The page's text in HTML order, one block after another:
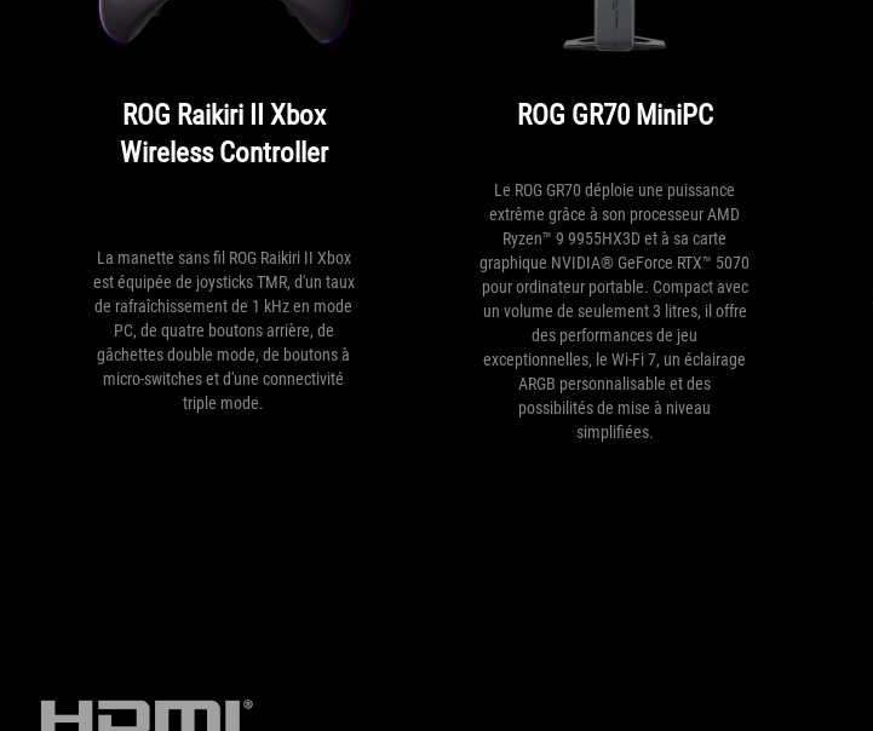
ROG Raikiri II Xbox
Wireless Controller
La manette sans fil ROG Raikiri II Xbox
est équipée de joysticks TMR, d'un taux
de rafraîchissement de 1 kHz en mode
PC, de quatre boutons arrière, de
gâchettes double mode, de boutons à
micro-switches et d'une connectivité
triple mode.
ROG GR70 MiniPC
Le ROG GR70 déploie une puissance
extrême grâce à son processeur AMD
Ryzen™ 9 9955HX3D et à sa carte
graphique NVIDIA® GeForce RTX™ 5070
pour ordinateur portable. Compact avec
un volume de seulement 3 litres, il offre
des performances de jeu
exceptionnelles, le Wi-Fi 7, un éclairage
ARGB personnalisable et des
possibilités de mise à niveau
simplifiées.